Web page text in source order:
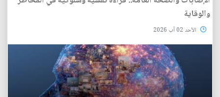
والوقاية
الأحد 02 آب 2026